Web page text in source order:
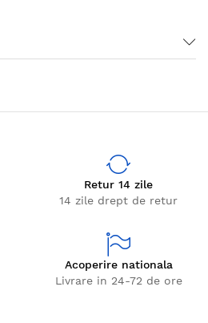
Retur 14 zile
14 zile drept de retur
Acoperire nationala
Livrare in 24-72 de ore